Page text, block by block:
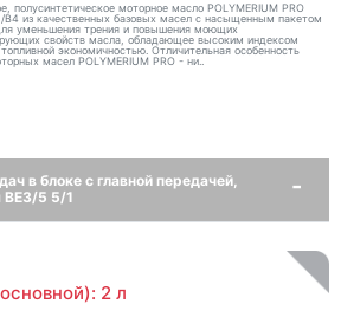
полусинтетическое моторное масло POLYMERIUM PRO
из качественных базовых масел с насыщенным пакетом
уменьшения трения и повышения моющих
свойств масла, обладающее высоким индексом
экономичностью. Отличительная особенность
масел POLYMERIUM PRO - ни..
в блоке с главной передачей,
BE3/5 5/1
2 л